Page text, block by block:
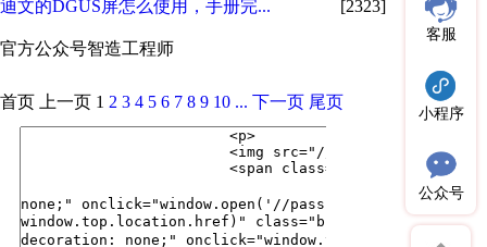
迪文的DGUS屏怎么使用，手册完... [2323]
官方公众号智造工程师
客服
小程序
公众号
首页 上一页 1 2 3 4 5 6 7 8 9 10 ... 下一页 尾页